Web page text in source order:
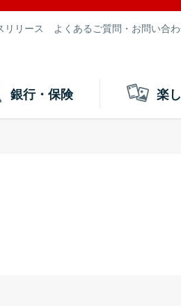
リリース よくあるご質問・お問い合
銀行・保険 楽